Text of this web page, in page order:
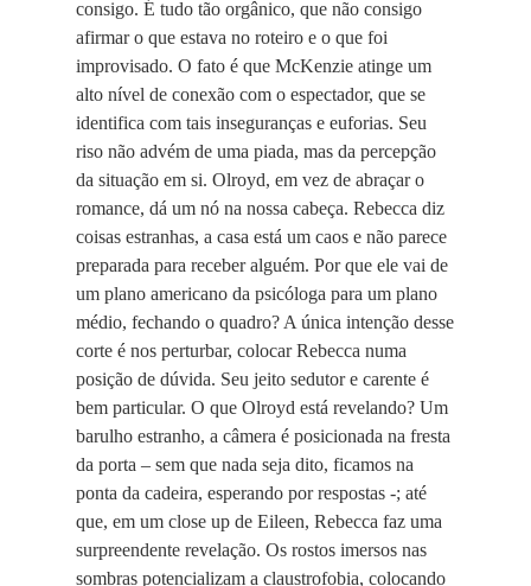
consigo. É tudo tão orgânico, que não consigo
afirmar o que estava no roteiro e o que foi
improvisado. O fato é que McKenzie atinge um
alto nível de conexão com o espectador, que se
identifica com tais inseguranças e euforias. Seu
riso não advém de uma piada, mas da percepção
da situação em si. Olroyd, em vez de abraçar o
romance, dá um nó na nossa cabeça. Rebecca diz
coisas estranhas, a casa está um caos e não parece
preparada para receber alguém. Por que ele vai de
um plano americano da psicóloga para um plano
médio, fechando o quadro? A única intenção desse
corte é nos perturbar, colocar Rebecca numa
posição de dúvida. Seu jeito sedutor e carente é
bem particular. O que Olroyd está revelando? Um
barulho estranho, a câmera é posicionada na fresta
da porta – sem que nada seja dito, ficamos na
ponta da cadeira, esperando por respostas -; até
que, em um close up de Eileen, Rebecca faz uma
surpreendente revelação. Os rostos imersos nas
sombras potencializam a claustrofobia, colocando